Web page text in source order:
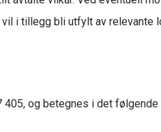
i tillegg bli utfylt av relevante
405, og betegnes i det